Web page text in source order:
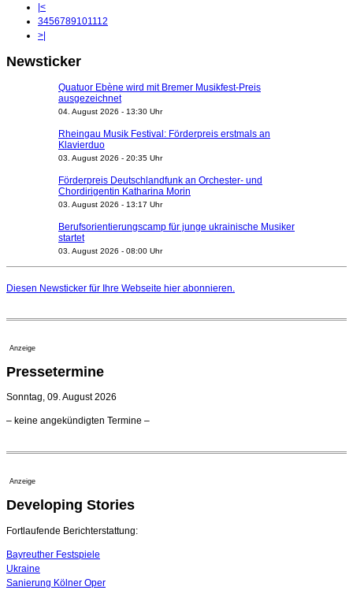
|<
34567891011 12
>|
Newsticker
Quatuor Ebène wird mit Bremer Musikfest-Preis
ausgezeichnet
04. August 2026 - 13:30 Uhr
Rheingau Musik Festival: Förderpreis erstmals an
Klavierduo
03. August 2026 - 20:35 Uhr
Förderpreis Deutschlandfunk an Orchester- und
Chordirigentin Katharina Morin
03. August 2026 - 13:17 Uhr
Berufsorientierungscamp für junge ukrainische Musiker
startet
03. August 2026 - 08:00 Uhr
Nationaltheater Mannheim
Regensburger Generalmusikdirektor Stefan Veselka
Kammerorchester Heilbronn: Chefdirigent Risto Joost
verlängert bis 2030
Ensemblemitglieder
Dirigent Nicolás Pasquet mit Würth-Preis der
Jeunesses Musicales ausgezeichnet
07. August 2026 - 13:20 Uhr
Diesen Newsticker für Ihre Webseite hier abonnieren.
Anzeige
Pressetermine
Sonntag, 09. August 2026
– keine angekündigten Termine –
Anzeige
Developing Stories
Fortlaufende Berichterstattung:
Bayreuther Festspiele
Ukraine
Sanierung Kölner Oper